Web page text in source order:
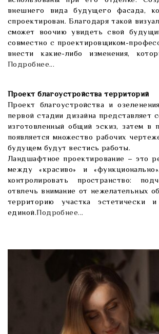
внешнего вида будущего фасада,
спроектирован. Благодаря такой
сможет воочию увидеть свой
совместно с проектировщиком-
внести какие-либо изменения,
Подробнее...
Проект благоустройства территорий
Проект благоустройства и
первой стадии дизайна представляет
изготовленный общий эскиз, затем в
появляется множество рабочих
будущем будут вестись работы.
Ландшафтное проектирование – это
между «красиво» и
контролировать пространство:
отвлечь внимание от нежелательных
территорию участка эстетически
единой.Подробнее...